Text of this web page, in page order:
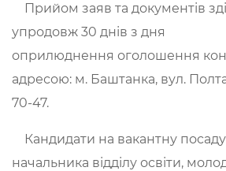
Прийом заяв та документів
упродовж 30 днів з дня
оприлюднення оголошення
адресою: м. Баштанка, вул.
70-47.
Кандидати на вакантну
начальника відділу освіти,